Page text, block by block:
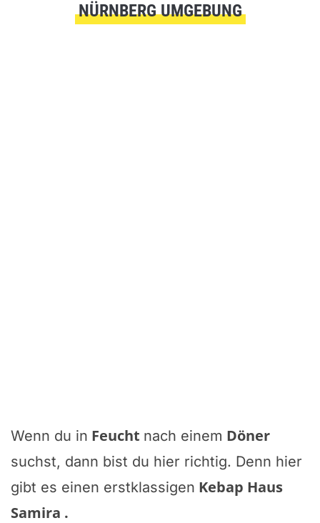
NÜRNBERG UMGEBUNG
Wenn du in Feucht nach einem Döner
suchst, dann bist du hier richtig. Denn hier
gibt es einen erstklassigen Kebap Haus
Samira .